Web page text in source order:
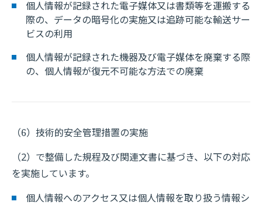
個人情報が記録された電子媒体又は書類等を運搬する
際の、データの暗号化の実施又は追跡可能な輸送サー
ビスの利用
個人情報が記録された機器及び電子媒体を廃棄する際
の、個人情報が復元不可能な方法での廃棄
（6）技術的安全管理措置の実施
（2）で整備した規程及び関連文書に基づき、以下の対応
を実施しています。
個人情報へのアクセス又は個人情報を取り扱う情報シ